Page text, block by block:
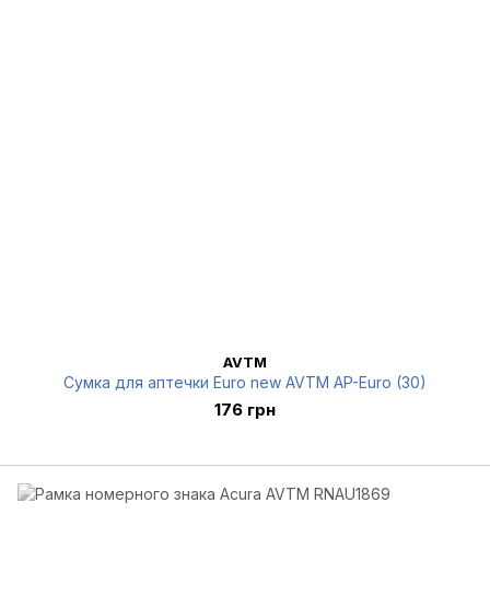
AVTM
Сумка для аптечки Euro new AVTM AP-Euro (30)
176 грн